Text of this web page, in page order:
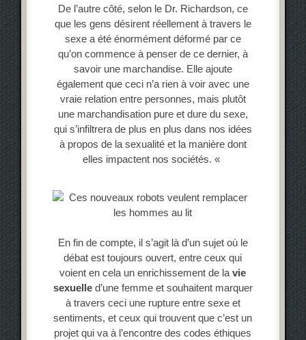
De l’autre côté, selon le Dr. Richardson, ce
que les gens désirent réellement à travers le
sexe a été énormément déformé par ce
qu’on commence à penser de ce dernier, à
savoir une marchandise. Elle ajoute
également que ceci n’a rien à voir avec une
vraie relation entre personnes, mais plutôt
une marchandisation pure et dure du sexe,
qui s’infiltrera de plus en plus dans nos idées
à propos de la sexualité et la manière dont
elles impactent nos sociétés. «
En fin de compte, il s’agit là d’un sujet où le
débat est toujours ouvert, entre ceux qui
voient en cela un enrichissement de la vie
sexuelled’une femme et souhaitent marquer
à travers ceci une rupture entre sexe et
sentiments, et ceux qui trouvent que c’est un
projet qui va à l’encontre des codes éthiques